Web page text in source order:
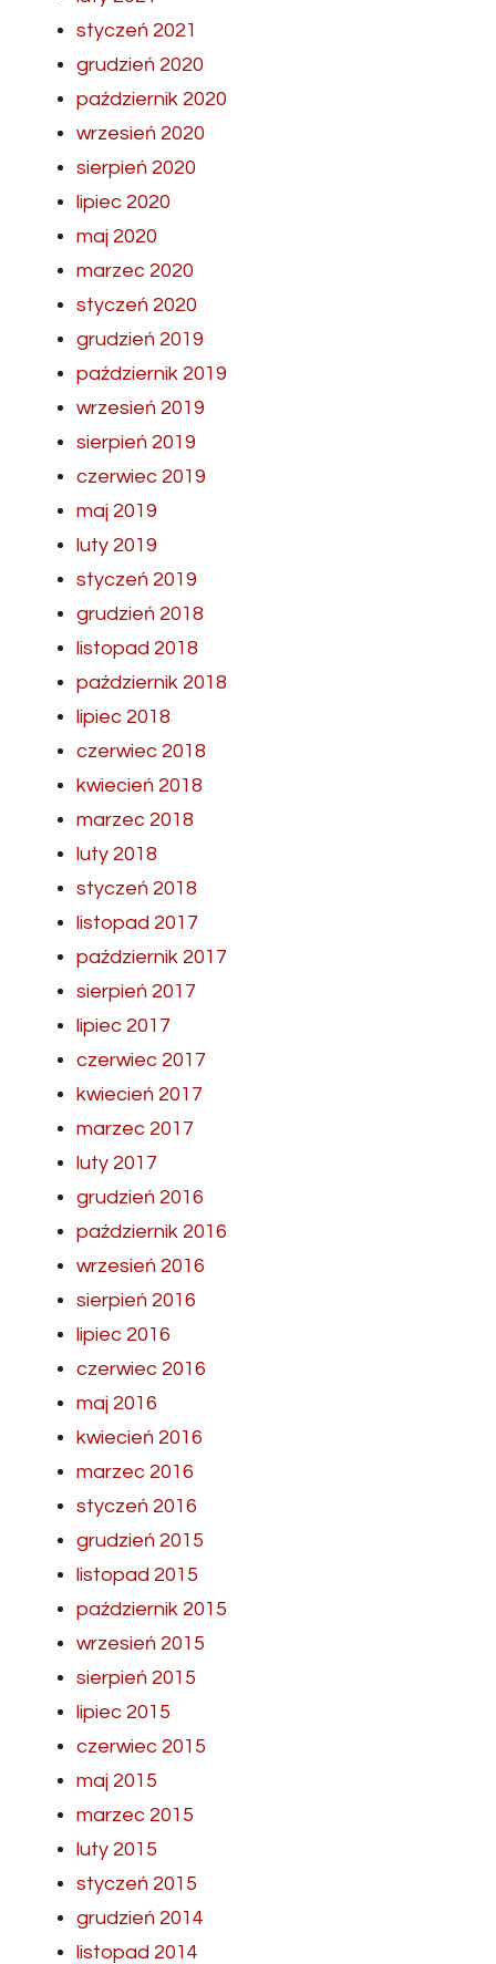
styczeń 2021
grudzień 2020
październik 2020
wrzesień 2020
sierpień 2020
lipiec 2020
maj 2020
marzec 2020
styczeń 2020
grudzień 2019
październik 2019
wrzesień 2019
sierpień 2019
czerwiec 2019
maj 2019
luty 2019
styczeń 2019
grudzień 2018
listopad 2018
październik 2018
lipiec 2018
czerwiec 2018
kwiecień 2018
marzec 2018
luty 2018
styczeń 2018
listopad 2017
październik 2017
sierpień 2017
lipiec 2017
czerwiec 2017
kwiecień 2017
marzec 2017
luty 2017
grudzień 2016
październik 2016
wrzesień 2016
sierpień 2016
lipiec 2016
czerwiec 2016
maj 2016
kwiecień 2016
marzec 2016
styczeń 2016
grudzień 2015
listopad 2015
październik 2015
wrzesień 2015
sierpień 2015
lipiec 2015
czerwiec 2015
maj 2015
marzec 2015
luty 2015
styczeń 2015
grudzień 2014
listopad 2014